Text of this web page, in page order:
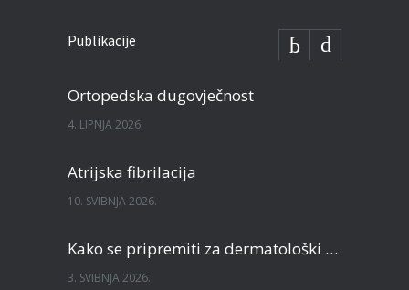
Publikacije
Ortopedska dugovječnost
4. LIPNJA 2026.
Atrijska fibrilacija
10. SVIBNJA 2026.
Kako se pripremiti za dermatološki pregled?
3. SVIBNJA 2026.